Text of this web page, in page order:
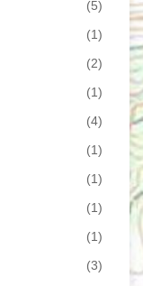
(5)
(1)
(2)
(1)
(4)
(1)
(1)
(1)
(1)
(3)